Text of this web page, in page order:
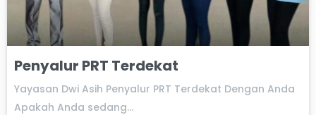
Penyalur PRT Terdekat
Yayasan Dwi Asih Penyalur PRT Terdekat Dengan Anda
Apakah Anda sedang…